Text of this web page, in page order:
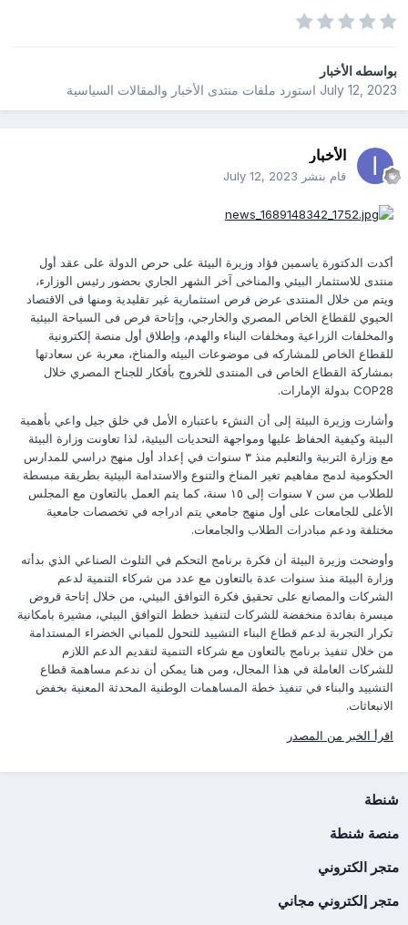
بواسطهالأخبار
July 12, 2023استورد ملفات منتدى الأخبار والمقالات السياسية
الأخبار
قام بنشر July 12, 2023
أكدت الدكتورة ياسمين فؤاد وزيرة البيئة على حرص الدولة على عقد أول
منتدى للاستثمار البيئي والمناخى آخر الشهر الجاري بحضور رئيس الوزارء،
ويتم من خلال المنتدى عرض فرص استثمارية غير تقليدية ومنها فى الاقتصاد
الحيوي للقطاع الخاص المصري والخارجي، وإتاحة فرص فى السياحة البيئية
والمخلفات الزراعية ومخلفات البناء والهدم، وإطلاق أول منصة إلكترونية
للقطاع الخاص للمشاركه فى موضوعات البيئه والمناخ، معربة عن سعادتها
بمشاركة القطاع الخاص فى المنتدى للخروج بأفكار للجناح المصري خلال
COP28 بدولة الإمارات.
وأشارت وزيرة البيئة إلى أن النشء باعتباره الأمل في خلق جيل واعي بأهمية
البيئة وكيفية الحفاظ عليها ومواجهة التحديات البيئية، لذا تعاونت وزارة البيئة
مع وزارة التربية والتعليم منذ ٣ سنوات في إعداد أول منهج دراسي للمدارس
الحكومية لدمج مفاهيم تغير المناخ والتنوع والاستدامة البيئية بطريقة مبسطة
للطلاب من سن ٧ سنوات إلى ١٥ سنة، كما يتم العمل بالتعاون مع المجلس
الأعلى للجامعات على أول منهج جامعي يتم ادراجه في تخصصات جامعية
مختلفة ودعم مبادرات الطلاب والجامعات.
وأوضحت وزيرة البيئة أن فكرة برنامج التحكم في التلوث الصناعي الذي بدأته
وزارة البيئة منذ سنوات عدة بالتعاون مع عدد من شركاء التنمية لدعم
الشركات والمصانع على تحقيق فكرة التوافق البيئي، من خلال إتاحة قروض
ميسرة بفائدة منخفضة للشركات لتنفيذ خطط التوافق البيئي، مشيرة بامكانية
تكرار التجربة لدعم قطاع البناء التشييد للتحول للمباني الخضراء المستدامة
من خلال تنفيذ برنامج بالتعاون مع شركاء التنمية لتقديم الدعم اللازم
للشركات العاملة في هذا المجال، ومن هنا يمكن أن ندعم مساهمة قطاع
التشييد والبناء في تنفيذ خطة المساهمات الوطنية المحدثة المعنية بخفض
الانبعاثات.
اقرأ الخبر من المصدر
شنطة
منصة شنطة
متجر الكتروني
متجر إلكتروني مجاني